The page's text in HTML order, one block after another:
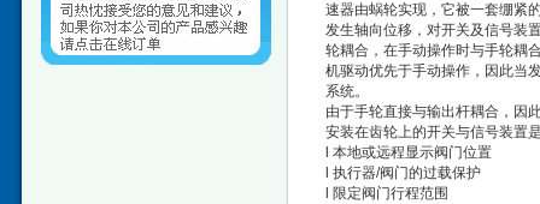
速器由蜗轮实现，它被一套绷紧
发生轴向位移，对开关及信号装
轮耦合，在手动操作时与手轮耦
机驱动优先于手动操作，因此当
系统。
由于手轮直接与输出杆耦合，因
安装在齿轮上的开关与信号装置
l 本地或远程显示阀门位置
l 执行器/阀门的过载保护
l 限定阀门行程范围